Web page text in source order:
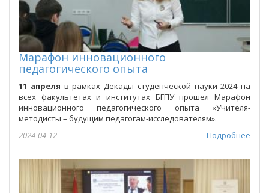
Марафон инновационного
педагогического опыта
11 апреля в рамках Декады студенческой науки 2024 на
всех факультетах и институтах БГПУ прошел Марафон
инновационного педагогического опыта «Учителя-
методисты – будущим педагогам-исследователям».
Подробнее
2024-04-12